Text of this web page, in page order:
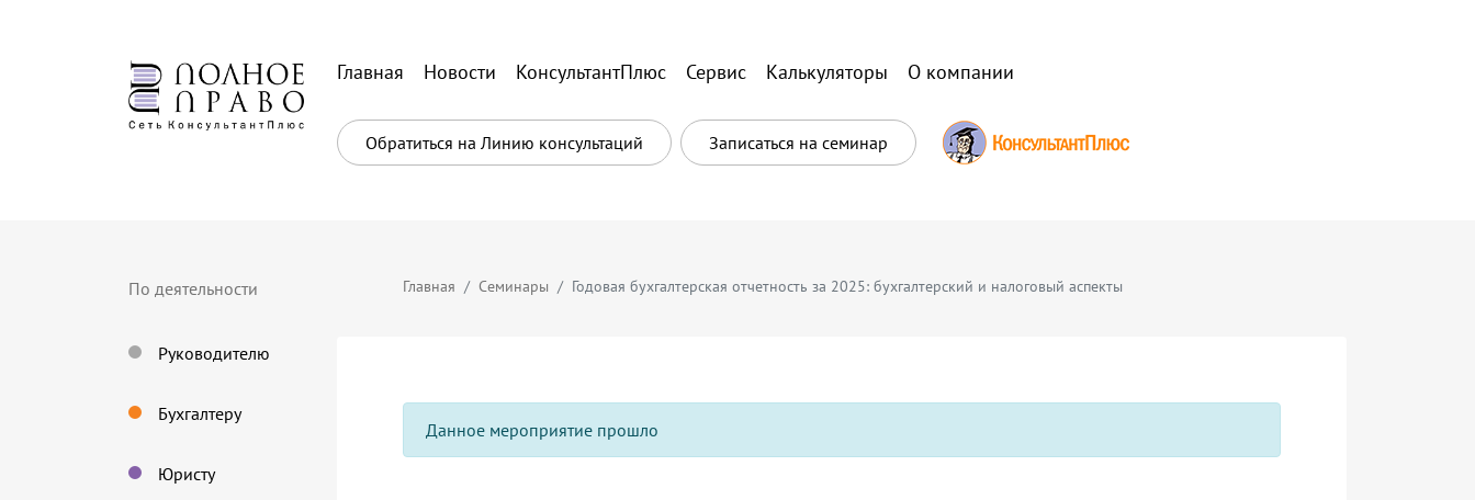
Главная Новости КонсультантПлюс Сервис Калькуляторы О компании
Обратиться на Линию консультаций Записаться на семинар
По деятельности
Руководителю
Бухгалтеру
Юристу
Главная Семинары Годовая бухгалтерская отчетность за 2025: бухгалтерский и налоговый аспекты
Данное мероприятие прошло